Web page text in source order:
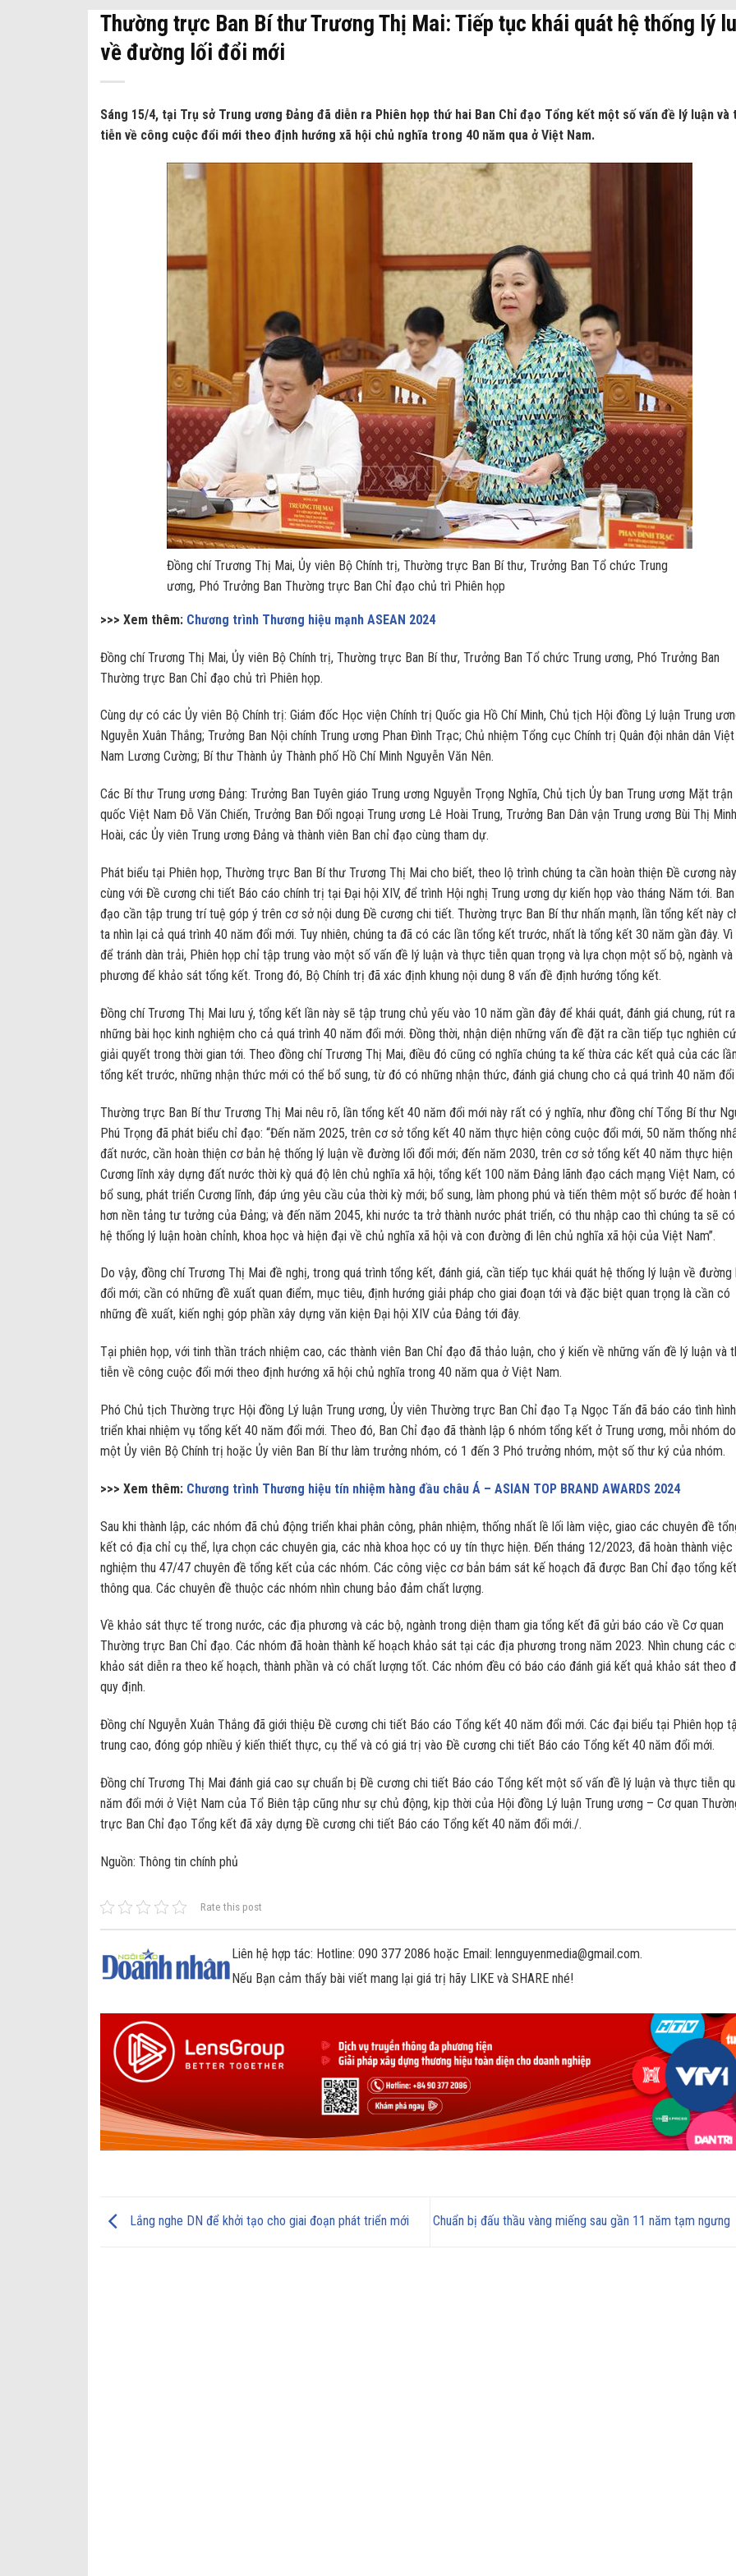
Thường trực Ban Bí thư Trương Thị Mai: Tiếp tục khái quát hệ thống lý
về đường lối đổi mới
Sáng 15/4, tại Trụ sở Trung ương Đảng đã diễn ra Phiên họp thứ hai Ban Chỉ đạo Tổng kết một số vấn đề lý luận và
tiễn về công cuộc đổi mới theo định hướng xã hội chủ nghĩa trong 40 năm qua ở Việt Nam.
Đồng chí Trương Thị Mai, Ủy viên Bộ Chính trị, Thường trực Ban Bí thư, Trưởng Ban Tổ chức Trung
ương, Phó Trưởng Ban Thường trực Ban Chỉ đạo chủ trì Phiên họp
>>> Xem thêm: Chương trình Thương hiệu mạnh ASEAN 2024
Đồng chí Trương Thị Mai, Ủy viên Bộ Chính trị, Thường trực Ban Bí thư, Trưởng Ban Tổ chức Trung ương, Phó Trưởng Ban
Thường trực Ban Chỉ đạo chủ trì Phiên họp.
Cùng dự có các Ủy viên Bộ Chính trị: Giám đốc Học viện Chính trị Quốc gia Hồ Chí Minh, Chủ tịch Hội đồng Lý luận Trung
Nguyễn Xuân Thắng; Trưởng Ban Nội chính Trung ương Phan Đình Trạc; Chủ nhiệm Tổng cục Chính trị Quân đội nhân dân Việt
Nam Lương Cường; Bí thư Thành ủy Thành phố Hồ Chí Minh Nguyễn Văn Nên.
Các Bí thư Trung ương Đảng: Trưởng Ban Tuyên giáo Trung ương Nguyễn Trọng Nghĩa, Chủ tịch Ủy ban Trung ương Mặt
quốc Việt Nam Đỗ Văn Chiến, Trưởng Ban Đối ngoại Trung ương Lê Hoài Trung, Trưởng Ban Dân vận Trung ương Bùi Thị Minh
Hoài, các Ủy viên Trung ương Đảng và thành viên Ban chỉ đạo cùng tham dự.
Phát biểu tại Phiên họp, Thường trực Ban Bí thư Trương Thị Mai cho biết, theo lộ trình chúng ta cần hoàn thiện Đề cương này
cùng với Đề cương chi tiết Báo cáo chính trị tại Đại hội XIV, để trình Hội nghị Trung ương dự kiến họp vào tháng Năm tới.
đạo cần tập trung trí tuệ góp ý trên cơ sở nội dung Đề cương chi tiết. Thường trực Ban Bí thư nhấn mạnh, lần tổng kết này
ta nhìn lại cả quá trình 40 năm đổi mới. Tuy nhiên, chúng ta đã có các lần tổng kết trước, nhất là tổng kết 30 năm gần đây. Vì
để tránh dàn trải, Phiên họp chỉ tập trung vào một số vấn đề lý luận và thực tiễn quan trọng và lựa chọn một số bộ, ngành và
phương để khảo sát tổng kết. Trong đó, Bộ Chính trị đã xác định khung nội dung 8 vấn đề định hướng tổng kết.
Đồng chí Trương Thị Mai lưu ý, tổng kết lần này sẽ tập trung chủ yếu vào 10 năm gần đây để khái quát, đánh giá chung, rút ra
những bài học kinh nghiệm cho cả quá trình 40 năm đổi mới. Đồng thời, nhận diện những vấn đề đặt ra cần tiếp tục nghiên
giải quyết trong thời gian tới. Theo đồng chí Trương Thị Mai, điều đó cũng có nghĩa chúng ta kế thừa các kết quả của các
tổng kết trước, những nhận thức mới có thể bổ sung, từ đó có những nhận thức, đánh giá chung cho cả quá trình 40 năm
Thường trực Ban Bí thư Trương Thị Mai nêu rõ, lần tổng kết 40 năm đổi mới này rất có ý nghĩa, như đồng chí Tổng Bí thư
Phú Trọng đã phát biểu chỉ đạo: “Đến năm 2025, trên cơ sở tổng kết 40 năm thực hiện công cuộc đổi mới, 50 năm thống
đất nước, cần hoàn thiện cơ bản hệ thống lý luận về đường lối đổi mới; đến năm 2030, trên cơ sở tổng kết 40 năm thực hiện
Cương lĩnh xây dựng đất nước thời kỳ quá độ lên chủ nghĩa xã hội, tổng kết 100 năm Đảng lãnh đạo cách mạng Việt Nam,
bổ sung, phát triển Cương lĩnh, đáp ứng yêu cầu của thời kỳ mới; bổ sung, làm phong phú và tiến thêm một số bước để hoàn
hơn nền tảng tư tưởng của Đảng; và đến năm 2045, khi nước ta trở thành nước phát triển, có thu nhập cao thì chúng ta sẽ
hệ thống lý luận hoàn chỉnh, khoa học và hiện đại về chủ nghĩa xã hội và con đường đi lên chủ nghĩa xã hội của Việt Nam”.
Do vậy, đồng chí Trương Thị Mai đề nghị, trong quá trình tổng kết, đánh giá, cần tiếp tục khái quát hệ thống lý luận về đường
đổi mới; cần có những đề xuất quan điểm, mục tiêu, định hướng giải pháp cho giai đoạn tới và đặc biệt quan trọng là cần có
những đề xuất, kiến nghị góp phần xây dựng văn kiện Đại hội XIV của Đảng tới đây.
Tại phiên họp, với tinh thần trách nhiệm cao, các thành viên Ban Chỉ đạo đã thảo luận, cho ý kiến về những vấn đề lý luận và
tiễn về công cuộc đổi mới theo định hướng xã hội chủ nghĩa trong 40 năm qua ở Việt Nam.
Phó Chủ tịch Thường trực Hội đồng Lý luận Trung ương, Ủy viên Thường trực Ban Chỉ đạo Tạ Ngọc Tấn đã báo cáo tình hình
triển khai nhiệm vụ tổng kết 40 năm đổi mới. Theo đó, Ban Chỉ đạo đã thành lập 6 nhóm tổng kết ở Trung ương, mỗi nhóm do
một Ủy viên Bộ Chính trị hoặc Ủy viên Ban Bí thư làm trưởng nhóm, có 1 đến 3 Phó trưởng nhóm, một số thư ký của nhóm.
>>> Xem thêm: Chương trình Thương hiệu tín nhiệm hàng đầu châu Á – ASIAN TOP BRAND AWARDS 2024
Sau khi thành lập, các nhóm đã chủ động triển khai phân công, phân nhiệm, thống nhất lề lối làm việc, giao các chuyên đề
kết có địa chỉ cụ thể, lựa chọn các chuyên gia, các nhà khoa học có uy tín thực hiện. Đến tháng 12/2023, đã hoàn thành việc
nghiệm thu 47/47 chuyên đề tổng kết của các nhóm. Các công việc cơ bản bám sát kế hoạch đã được Ban Chỉ đạo tổng kết
thông qua. Các chuyên đề thuộc các nhóm nhìn chung bảo đảm chất lượng.
Về khảo sát thực tế trong nước, các địa phương và các bộ, ngành trong diện tham gia tổng kết đã gửi báo cáo về Cơ quan
Thường trực Ban Chỉ đạo. Các nhóm đã hoàn thành kế hoạch khảo sát tại các địa phương trong năm 2023. Nhìn chung các
khảo sát diễn ra theo kế hoạch, thành phần và có chất lượng tốt. Các nhóm đều có báo cáo đánh giá kết quả khảo sát theo
quy định.
Đồng chí Nguyễn Xuân Thắng đã giới thiệu Đề cương chi tiết Báo cáo Tổng kết 40 năm đổi mới. Các đại biểu tại Phiên họp
trung cao, đóng góp nhiều ý kiến thiết thực, cụ thể và có giá trị vào Đề cương chi tiết Báo cáo Tổng kết 40 năm đổi mới.
Đồng chí Trương Thị Mai đánh giá cao sự chuẩn bị Đề cương chi tiết Báo cáo Tổng kết một số vấn đề lý luận và thực tiễn
năm đổi mới ở Việt Nam của Tổ Biên tập cũng như sự chủ động, kịp thời của Hội đồng Lý luận Trung ương – Cơ quan
trực Ban Chỉ đạo Tổng kết đã xây dựng Đề cương chi tiết Báo cáo Tổng kết 40 năm đổi mới./.
Nguồn: Thông tin chính phủ
Rate this post
Liên hệ hợp tác: Hotline: 090 377 2086 hoặc Email: lennguyenmedia@gmail.com.
Nếu Bạn cảm thấy bài viết mang lại giá trị hãy LIKE và SHARE nhé!
Lắng nghe DN để khởi tạo cho giai đoạn phát triển mới Chuẩn bị đấu thầu vàng miếng sau gần 11 năm tạm ngưng